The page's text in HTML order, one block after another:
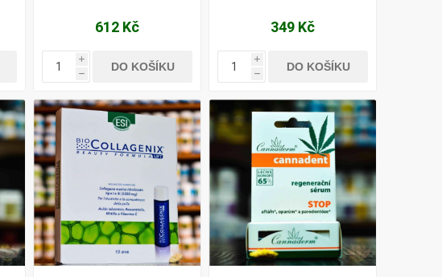
612 Kč
i
h
DO KOŠÍKU
349 Kč
i
h
DO KOŠÍKU